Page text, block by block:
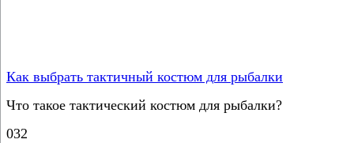
Как выбрать тактичный костюм для рыбалки
Что такое тактический костюм для рыбалки?
032